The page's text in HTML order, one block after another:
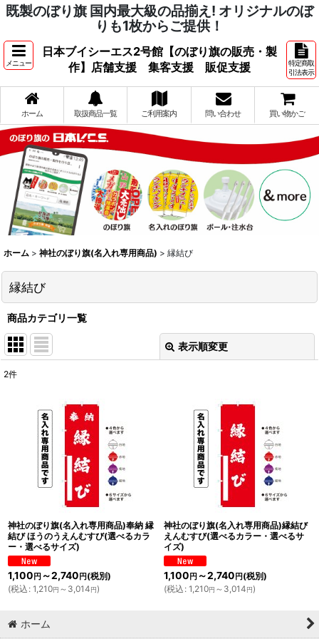
既製のぼり旗 国内最大級の品揃え! オリジナルのぼ
りも1枚からご提供！
メニュー
日本ブイシーエス2号館【のぼり旗の販売・製
作】店舗支援 集客支援 販促支援
特定商取
引法表示
ホーム 取扱商品一覧 ご利用案内 問い合わせ 買い物かご
ホーム > 神社のぼり旗(名入れ専用商品) > 縁結び
縁結び
商品カテゴリ一覧
表示順変更
並び順:
2件
神社のぼり旗(名入れ専用商品)奉納 縁
結び ほうのうえんむすび(選べるカラ
ー・選べるサイズ)
1,100 円 ～2,740 円 (税別)
(税込 : 1,210円 ～3,014円)
神社のぼり旗(名入れ専用商品)縁結び
えんむすび(選べるカラー・選べるサ
イズ)
1,100 円 ～2,740 円 (税別)
(税込 : 1,210円 ～3,014円)
ホーム